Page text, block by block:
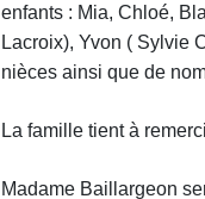
enfants : Mia, Chloé,
Lacroix), Yvon ( Sylvie
nièces ainsi que de
La famille tient à
Madame Baillargeon